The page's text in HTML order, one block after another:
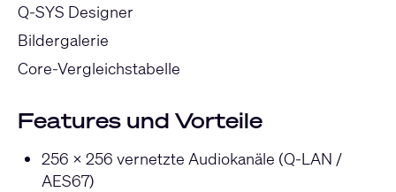
Q-SYS Designer
Bildergalerie
Core-Vergleichstabelle
Features und Vorteile
256 x 256 vernetzte Audiokanäle (Q-LAN /
AES67)